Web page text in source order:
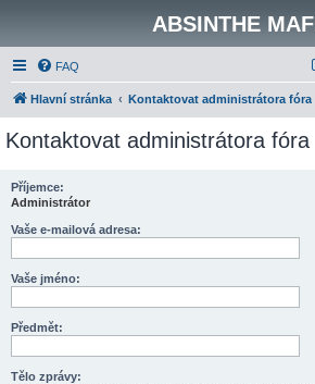
ABSINTHE
FAQ
Hlavní stránka Kontaktovat administrátora fóra
Kontaktovat administrátora fóra
Příjemce:
Administrátor
Vaše e-mailová adresa:
Vaše jméno:
Předmět:
Tělo zprávy: